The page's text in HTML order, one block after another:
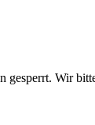
gesperrt. Wir